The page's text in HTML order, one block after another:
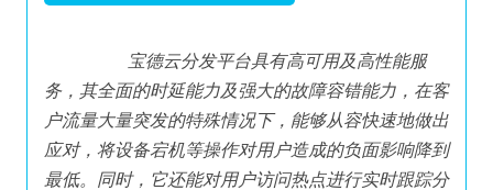
宝德云分发平台具有高可用及高性能服
务，其全面的时延能力及强大的故障容错能力，在客
户流量大量突发的特殊情况下，能够从容快速地做出
应对，将设备宕机等操作对用户造成的负面影响降到
最低。同时，它还能对用户访问热点进行实时跟踪分